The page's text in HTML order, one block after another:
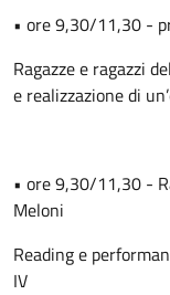
• ore 9,30/11,30 -
Ragazze e ragazzi
e realizzazione di
• ore 9,30/11,30 -
Meloni
Reading e
IV